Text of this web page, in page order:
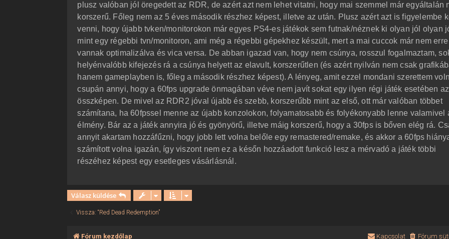
s
z
ó
l
s
plusz valóban jól öregedett az RDR, de azért azt nem lehet vitatni, hogy mai szemmel már egyáltalán
korszerű. Főleg nem az 5 éves második részhez képest, illetve az után. Plusz azért azt is figyelembe
venni, hogy újabb tvken/monitorokon már egyes PS4-es játékok sem futnak/néznek ki olyan jól olyan
mint egy régebbi tvn/monitoron, ami még a régebbi gépekhez készült, mert a mai cuccok már nem erre
vannak optimalizálva és vica versa. De abban igazad van, hogy nem csúnya, rosszul fogalmaztam,
helyénvalóbb kifejezés rá a csúnya helyett az elavult, korszerűtlen (és azért nyilván nem csak
hanem gameplayben is, főleg a második részhez képest). A lényeg, amit ezzel mondani szerettem
csupán annyi, hogy a 60fps upgrade önmagában véve nem javít sokat egy ilyen régi játék esetében az
összképen. De mivel az RDR2 jóval újabb és szebb, korszerűbb mint az első, ott már valóban többet
számítana, ha 60fpssel menne az újabb konzolokon, folyamatosabb és folyékonyabb lenne valamivel
élmény. Bár az a játék annyira jó és gyönyörű, illetve máig korszerű, hogy a 30fps is bőven elég rá.
annyit akartam hozzáfűzni, hogy jobb lett volna belőle egy remastered/remake, és akkor a 60fps
számított volna igazán, így viszont nem ez a későn hozzáadott funkció lesz a mérvadó a játék többi
részéhez képest egy esetleges vásárlásnál.
Válasz küldése
Vissza: “Red Dead Redemption”
Fórum kezdőlap Fórum
Kapcsolat